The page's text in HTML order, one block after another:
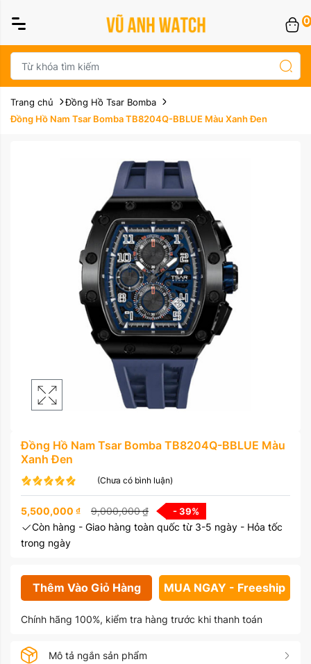
0
Trang chủ
Đồng Hồ Tsar Bomba
Đồng Hồ Nam Tsar Bomba TB8204Q-BBLUE Màu Xanh Đen
Đồng Hồ Nam Tsar Bomba TB8204Q-BBLUE Màu
Xanh Đen
(Chưa có bình luận)
5,500,000 ₫ 9,000,000₫ - 39%
Còn hàng - Giao hàng toàn quốc từ 3-5 ngày - Hỏa tốc
trong ngày
Thêm Vào Giỏ Hàng MUA NGAY - Freeship
Chính hãng 100%, kiểm tra hàng trước khi thanh toán
Mô tả ngắn sản phẩm